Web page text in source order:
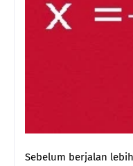
Sebelum berjalan